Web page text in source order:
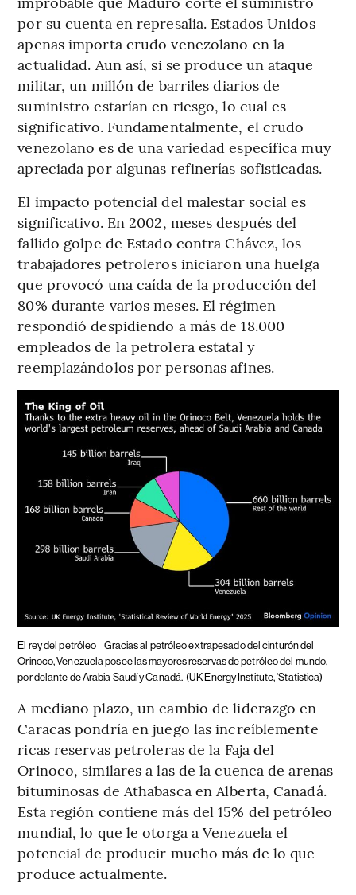
por su cuenta en represalia. Estados Unidos
apenas importa crudo venezolano en la
actualidad. Aun así, si se produce un ataque
militar, un millón de barriles diarios de
suministro estarían en riesgo, lo cual es
significativo. Fundamentalmente, el crudo
venezolano es de una variedad específica muy
apreciada por algunas refinerías sofisticadas.
El impacto potencial del malestar social es
significativo. En 2002, meses después del
fallido golpe de Estado contra Chávez, los
trabajadores petroleros iniciaron una huelga
que provocó una caída de la producción del
80% durante varios meses. El régimen
respondió despidiendo a más de 18.000
empleados de la petrolera estatal y
reemplazándolos por personas afines.
El rey del petróleo |
Gracias al petróleo extrapesado del cinturón del
Orinoco, Venezuela posee las mayores reservas de petróleo del mundo,
por delante de Arabia Saudí y Canadá. (UK Energy Institute, 'Statistica)
A mediano plazo, un cambio de liderazgo en
Caracas pondría en juego las increíblemente
ricas reservas petroleras de la Faja del
Orinoco, similares a las de la cuenca de arenas
bituminosas de Athabasca en Alberta, Canadá.
Esta región contiene más del 15% del petróleo
mundial, lo que le otorga a Venezuela el
potencial de producir mucho más de lo que
produce actualmente.